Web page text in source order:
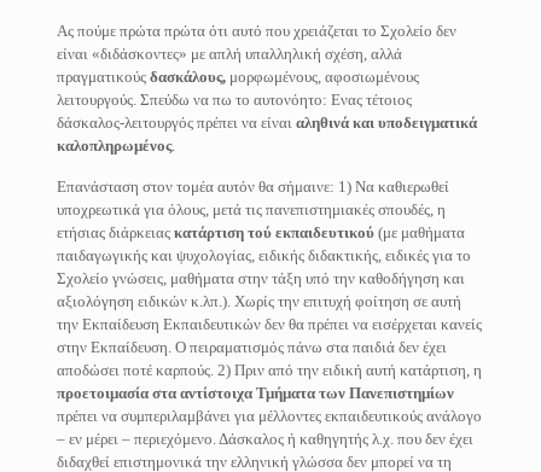
Ας πούμε πρώτα πρώτα ότι αυτό που χρειάζεται το Σχολείο δεν
είναι «διδάσκοντες» με απλή υπαλληλική σχέση, αλλά
πραγματικούς δασκάλους,μορφωμένους, αφοσιωμένους
λειτουργούς. Σπεύδω να πω το αυτονόητο: Ενας τέτοιος
δάσκαλος-λειτουργός πρέπει να είναι αληθινά και υποδειγματικά
καλοπληρωμένος.
Επανάσταση στον τομέα αυτόν θα σήμαινε: 1) Να καθιερωθεί
υποχρεωτικά για όλους, μετά τις πανεπιστημιακές σπουδές, η
ετήσιας διάρκειας κατάρτιση τού εκπαιδευτικού(με μαθήματα
παιδαγωγικής και ψυχολογίας, ειδικής διδακτικής, ειδικές για το
Σχολείο γνώσεις, μαθήματα στην τάξη υπό την καθοδήγηση και
αξιολόγηση ειδικών κ.λπ.). Χωρίς την επιτυχή φοίτηση σε αυτή
την Εκπαίδευση Εκπαιδευτικών δεν θα πρέπει να εισέρχεται κανείς
στην Εκπαίδευση. Ο πειραματισμός πάνω στα παιδιά δεν έχει
αποδώσει ποτέ καρπούς. 2) Πριν από την ειδική αυτή κατάρτιση, η
προετοιμασία στα αντίστοιχα Τμήματα των Πανεπιστημίων
πρέπει να συμπεριλαμβάνει για μέλλοντες εκπαιδευτικούς ανάλογο
– εν μέρει – περιεχόμενο. Δάσκαλος ή καθηγητής λ.χ. που δεν έχει
διδαχθεί επιστημονικά την ελληνική γλώσσα δεν μπορεί να τη